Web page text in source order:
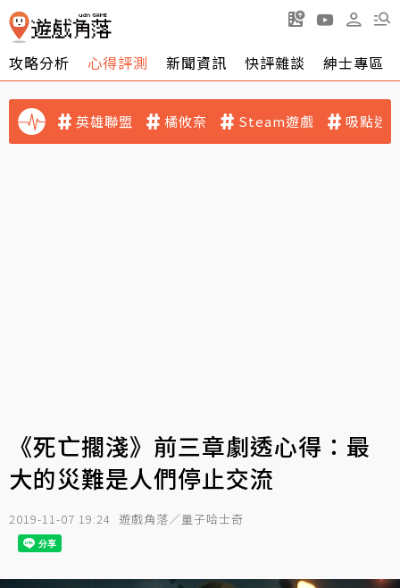
攻略分析 心得評測 新聞資訊 快評雜談 紳士專區
英雄聯盟 橘攸奈 Steam遊戲 吸點迷
《死亡擱淺》前三章劇透心得：最
大的災難是人們停止交流
2019-11-07 19:24 遊戲角落／量子哈士奇